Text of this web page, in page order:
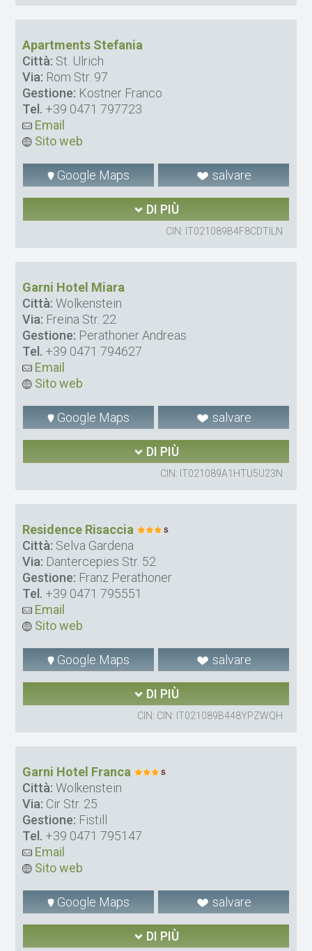
Apartments Stefania
Città: St. Ulrich
Via: Rom Str. 97
Gestione: Kostner Franco
Tel. +39 0471 797723
Email
Sito web
Google Maps salvare
DI PIÙ
CIN: IT021089B4F8CDTILN
Garni Hotel Miara
Città: Wolkenstein
Via: Freina Str. 22
Gestione: Perathoner Andreas
Tel. +39 0471 794627
Email
Sito web
Google Maps salvare
DI PIÙ
CIN: IT021089A1HTU5U23N
Residence Risaccia
Città: Selva Gardena
Via: Dantercepies Str. 52
Gestione: Franz Perathoner
Tel. +39 0471 795551
Email
Sito web
Google Maps salvare
DI PIÙ
CIN: CIN: IT021089B448YPZWQH
Garni Hotel Franca
Città: Wolkenstein
Via: Cir Str. 25
Gestione: Fistill
Tel. +39 0471 795147
Email
Sito web
Google Maps salvare
DI PIÙ